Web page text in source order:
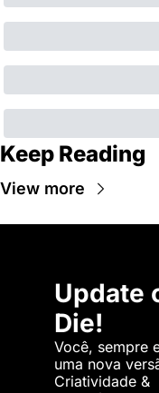
Keep Reading
View more
Update
Die!
Você, sempre
uma nova
Criatividade &